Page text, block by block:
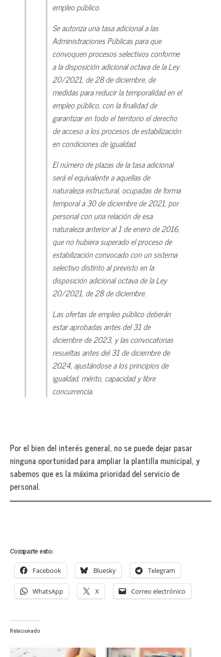
empleo público.
Se autoriza una tasa adicional a las
Administraciones Públicas para que
convoquen procesos selectivos conforme
a la disposición adicional octava de la Ley
20/2021, de 28 de diciembre, de
medidas para reducir la temporalidad en el
empleo público, con la finalidad de
garantizar en todo el territorio el derecho
de acceso a los procesos de estabilización
en condiciones de igualdad.
El número de plazas de la tasa adicional
será el equivalente a aquellas de
naturaleza estructural, ocupadas de forma
temporal a 30 de diciembre de 2021, por
personal con una relación de esa
naturaleza anterior al 1 de enero de 2016,
que no hubiera superado el proceso de
estabilización convocado con un sistema
selectivo distinto al previsto en la
disposición adicional octava de la Ley
20/2021, de 28 de diciembre.
Las ofertas de empleo público deberán
estar aprobadas antes del 31 de
diciembre de 2023, y las convocatorias
resueltas antes del 31 de diciembre de
2024, ajustándose a los principios de
igualdad, mérito, capacidad y libre
concurrencia.
Por el bien del interés general, no se puede dejar pasar
ninguna oportunidad para ampliar la plantilla municipal, y
sabemos que es la máxima prioridad del servicio de
personal.
Comparte esto:
Facebook Bluesky Telegram
WhatsApp X Correo electrónico
Relacionado